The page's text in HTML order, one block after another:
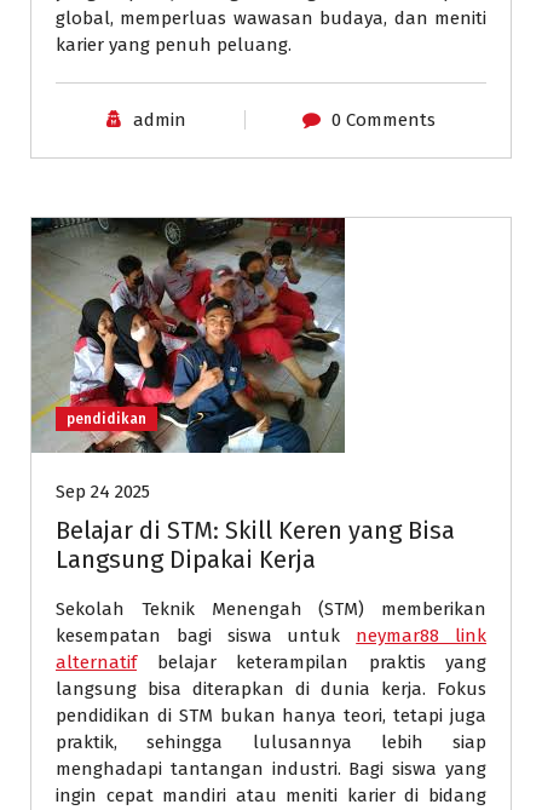
global, memperluas wawasan budaya, dan meniti
karier yang penuh peluang.
admin 0 Comments
pendidikan
Sep 24 2025
Belajar di STM: Skill Keren yang Bisa
Langsung Dipakai Kerja
Sekolah Teknik Menengah (STM) memberikan
kesempatan bagi siswa untuk neymar88 link
alternatifbelajar keterampilan praktis yang
langsung bisa diterapkan di dunia kerja. Fokus
pendidikan di STM bukan hanya teori, tetapi juga
praktik, sehingga lulusannya lebih siap
menghadapi tantangan industri. Bagi siswa yang
ingin cepat mandiri atau meniti karier di bidang